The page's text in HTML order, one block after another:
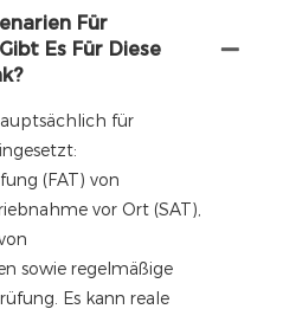
Für
Es Für Diese
für
(FAT) von
vor Ort (SAT),
sowie regelmäßige
Es kann reale